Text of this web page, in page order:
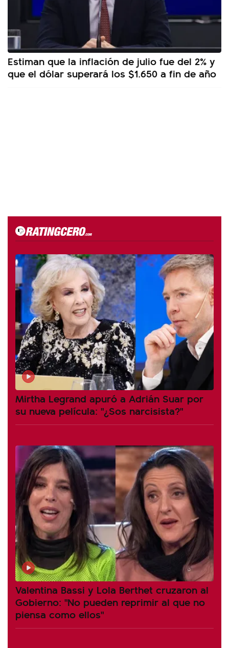
Estiman que la inflación de julio fue del 2% y
que el dólar superará los $1.650 a fin de año
Mirtha Legrand apuró a Adrián Suar por
su nueva película: "¿Sos narcisista?"
Valentina Bassi y Lola Berthet cruzaron al
Gobierno: "No pueden reprimir al que no
piensa como ellos"